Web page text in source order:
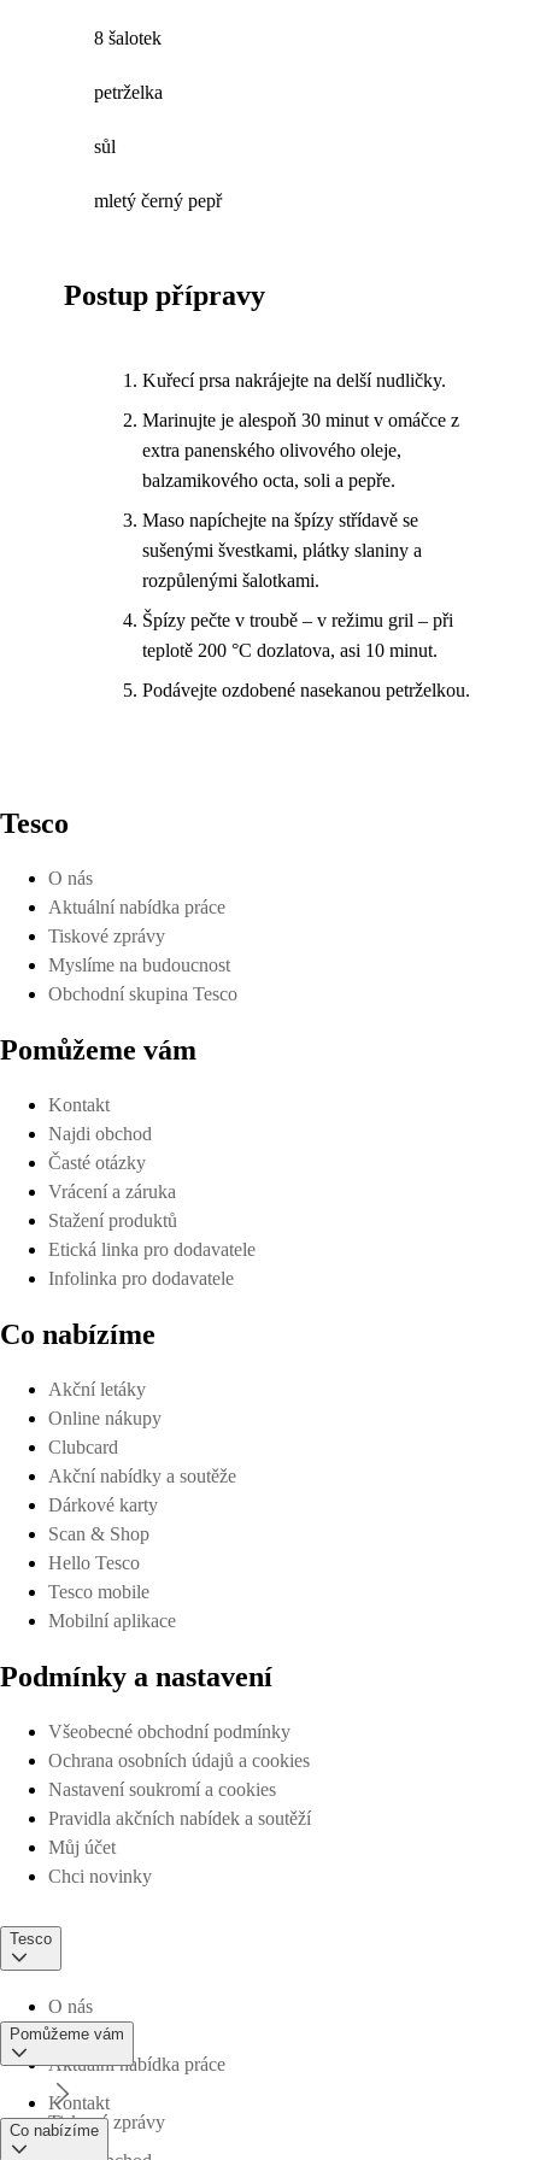
8 šalotek
petrželka
sůl
mletý černý pepř
Postup přípravy
Kuřecí prsa nakrájejte na delší nudličky.
Marinujte je alespoň 30 minut v omáčce z
extra panenského olivového oleje,
balzamikového octa, soli a pepře.
Maso napíchejte na špízy střídavě se
sušenými švestkami, plátky slaniny a
rozpůlenými šalotkami.
Špízy pečte v troubě – v režimu gril – při
teplotě 200 °C dozlatova, asi 10 minut.
Podávejte ozdobené nasekanou petrželkou.
Tesco
O nás
Aktuální nabídka práce
Tiskové zprávy
Myslíme na budoucnost
Obchodní skupina Tesco
Pomůžeme vám
Kontakt
Najdi obchod
Časté otázky
Vrácení a záruka
Stažení produktů
Etická linka pro dodavatele
Infolinka pro dodavatele
Co nabízíme
Akční letáky
Online nákupy
Clubcard
Akční nabídky a soutěže
Dárkové karty
Scan & Shop
Hello Tesco
Tesco mobile
Mobilní aplikace
Podmínky a nastavení
Všeobecné obchodní podmínky
Ochrana osobních údajů a cookies
Nastavení soukromí a cookies
Pravidla akčních nabídek a soutěží
Můj účet
Chci novinky
Tesco
O nás
Aktuální nabídka práce
Tiskové zprávy
Pomůžeme vám
Kontakt
Co nabízíme